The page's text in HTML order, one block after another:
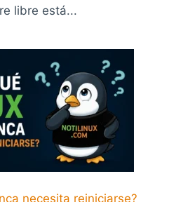
libre está...
necesita reiniciarse?